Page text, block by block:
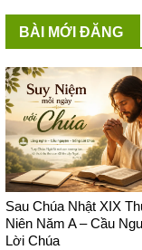
BÀI MỚI ĐĂNG
Sau Chúa Nhật XIX
Niên Năm A – Cầu
Lời Chúa